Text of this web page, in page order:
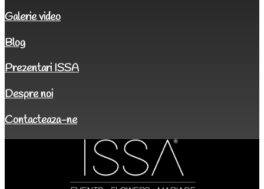
Galerie video
Blog
Prezentari ISSA
Despre noi
Contacteaza-ne